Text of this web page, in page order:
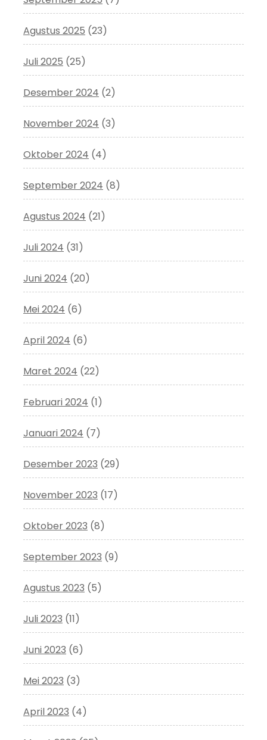
Agustus 2025 (23)
Juli 2025 (25)
Desember 2024 (2)
November 2024 (3)
Oktober 2024 (4)
September 2024 (8)
Agustus 2024 (21)
Juli 2024 (31)
Juni 2024 (20)
Mei 2024 (6)
April 2024 (6)
Maret 2024 (22)
Februari 2024 (1)
Januari 2024 (7)
Desember 2023 (29)
November 2023 (17)
Oktober 2023 (8)
September 2023 (9)
Agustus 2023 (5)
Juli 2023 (11)
Juni 2023 (6)
Mei 2023 (3)
April 2023 (4)